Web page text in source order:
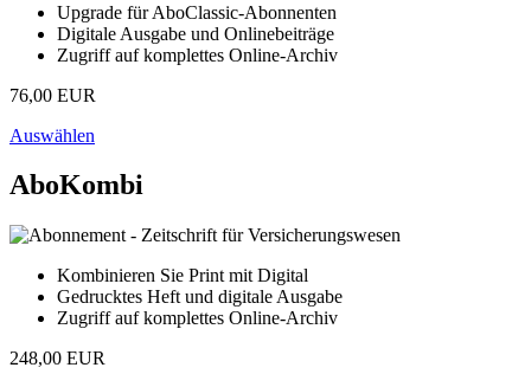
Upgrade für AboClassic-Abonnenten
Digitale Ausgabe und Onlinebeiträge
Zugriff auf komplettes Online-Archiv
76,00 EUR
Auswählen
AboKombi
Kombinieren Sie Print mit Digital
Gedrucktes Heft und digitale Ausgabe
Zugriff auf komplettes Online-Archiv
248,00 EUR